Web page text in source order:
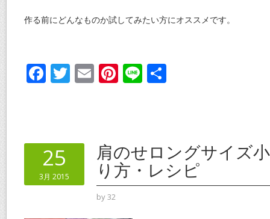
作る前にどんなものか試してみたい方にオススメです。
F
o
o
k
T E Pi
st
Li
25
3月 2015
肩のせロングサイズ
り方・レシピ
by32